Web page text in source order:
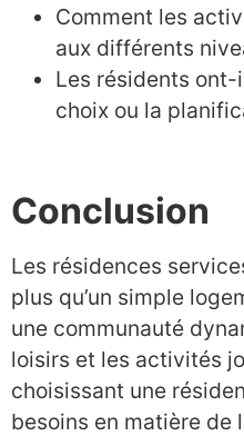
Comment les
aux différents
Les résidents
choix ou la
Conclusion
Les résidences
plus qu’un simple
une communauté
loisirs et les activités
choisissant une
besoins en matière de